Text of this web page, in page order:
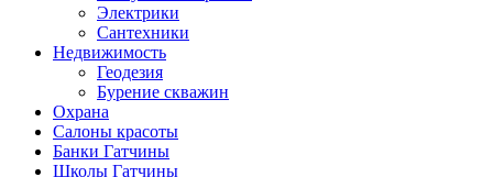
Электрики
Сантехники
Недвижимость
Геодезия
Бурение скважин
Охрана
Салоны красоты
Банки Гатчины
Школы Гатчины